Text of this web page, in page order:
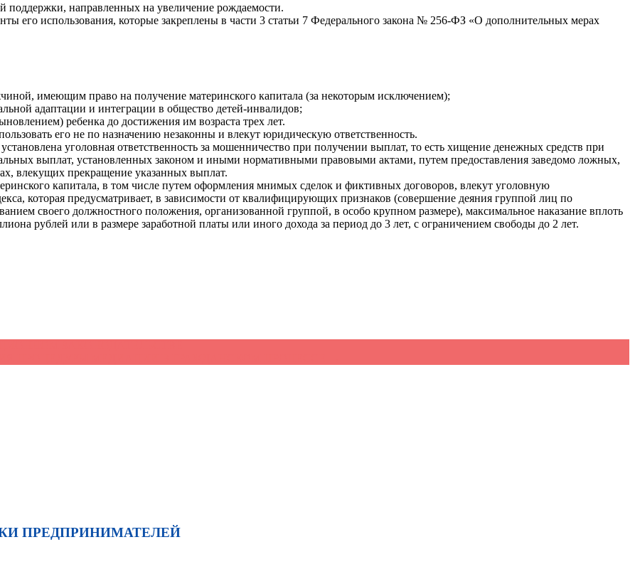
поддержки, направленных на увеличение рождаемости.
его использования, которые закреплены в части 3 статьи 7 Федерального закона № 256-ФЗ «О дополнительных мерах
имеющим право на получение материнского капитала (за некоторым исключением);
адаптации и интеграции в общество детей-инвалидов;
ребенка до достижения им возраста трех лет.
его не по назначению незаконны и влекут юридическую ответственность.
уголовная ответственность за мошенничество при получении выплат, то есть хищение денежных средств при
выплат, установленных законом и иными нормативными правовыми актами, путем предоставления заведомо ложных,
влекущих прекращение указанных выплат.
капитала, в том числе путем оформления мнимых сделок и фиктивных договоров, влекут уголовную
которая предусматривает, в зависимости от квалифицирующих признаков (совершение деяния группой лиц по
своего должностного положения, организованной группой, в особо крупном размере), максимальное наказание вплоть
рублей или в размере заработной платы или иного дохода за период до 3 лет, с ограничением свободы до 2 лет.
ПРЕДПРИНИМАТЕЛЕЙ